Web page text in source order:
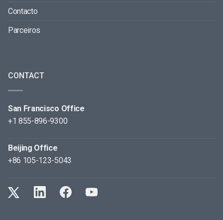
Contacto
Parceiros
CONTACT
San Francisco Office
+1 855-896-9300
Beijing Office
+86 105-123-5043